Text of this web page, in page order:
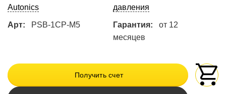
Autonics
давления
Арт: PSB-1CP-M5 Гарантия:
от 12
месяцев
Получить счет